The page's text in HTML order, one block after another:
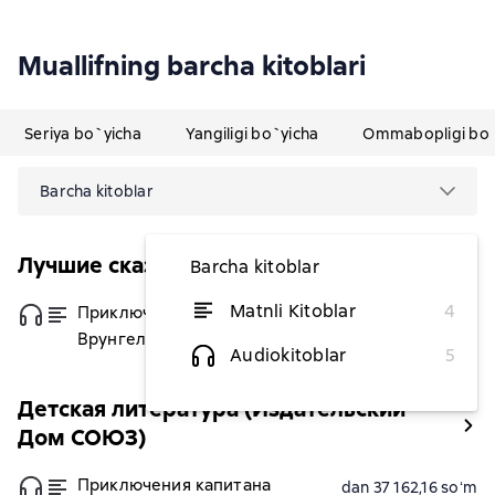
Muallifning barcha kitoblari
Seriya bo`yicha Yangiligi bo`yicha Ommabopligi
Barcha kitoblar
Barcha kitoblar
Matnli Kitoblar
4
Audiokitoblar
5
Лучшие сказочные повести
Приключения капитана
Врунгеля
dan 38 043,48 soʻm
Детская литература (Издательский
Дом СОЮЗ)
Приключения капитана dan 37 162,16 soʻm